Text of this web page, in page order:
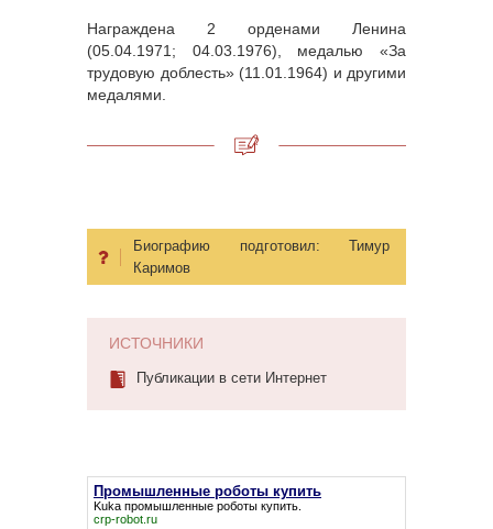
Награждена 2 орденами Ленина
(05.04.1971; 04.03.1976), медалью «За
трудовую доблесть» (11.01.1964) и другими
медалями.
Биографию подготовил: Тимур
Каримов
ИСТОЧНИКИ
Публикации в сети Интернет
Промышленные роботы купить
Kuka промышленные роботы купить
crp-robot.ru